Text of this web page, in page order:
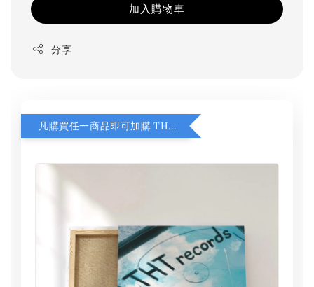
加入購物車
分享
凡購買任一商品即可加購 THT 九週年 同一片天空 無框畫 30 x 30 cm 附掛勾 (黑膠封面大小）